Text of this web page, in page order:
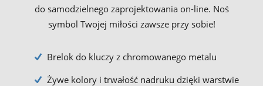
do samodzielnego zaprojektowania on-line. Noś
symbol Twojej miłości zawsze przy sobie!
Brelok do kluczy z chromowanego metalu
Żywe kolory i trwałość nadruku dzięki warstwie